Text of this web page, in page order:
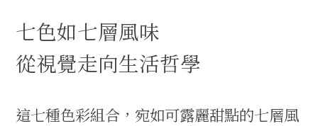
七色如七層風味
從視覺走向生活哲學
這七種色彩組合，宛如可露麗甜點的七層風